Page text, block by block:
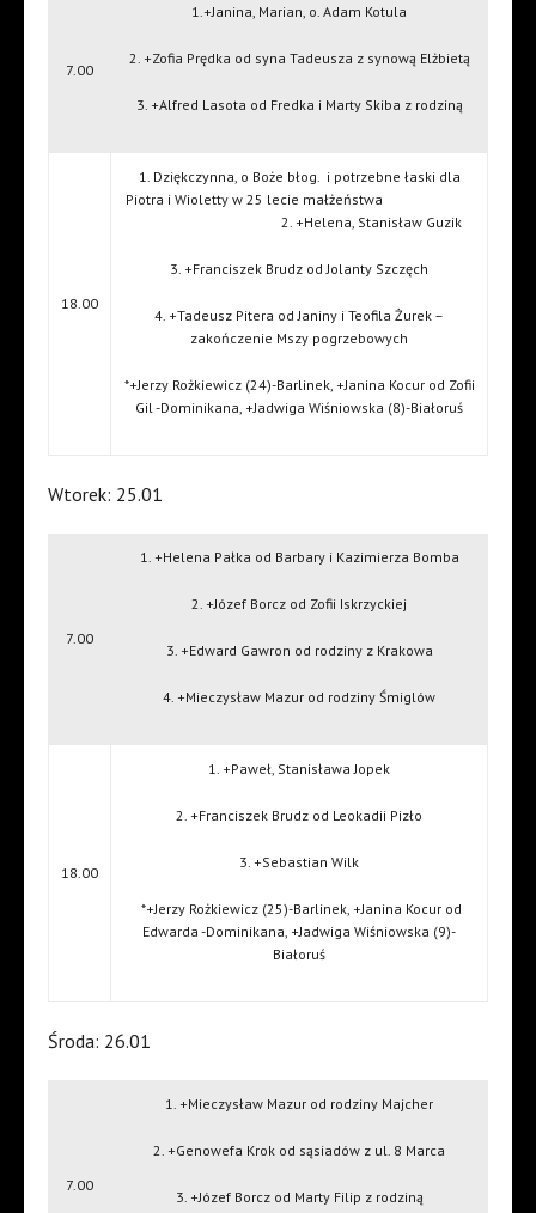
7.00
1.+Janina, Marian, o. Adam Kotula
2. +Zofia Prędka od syna Tadeusza z synową Elżbietą
3. +Alfred Lasota od Fredka i Marty Skiba z rodziną
18.00
1. Dziękczynna, o Boże błog. i potrzebne łaski dla
Piotra i Wioletty w 25 lecie małżeństwa
2. +Helena, Stanisław Guzik
3. +Franciszek Brudz od Jolanty Szczęch
4. +Tadeusz Pitera od Janiny i Teofila Żurek –
zakończenie Mszy pogrzebowych
*+Jerzy Rożkiewicz (24)-Barlinek, +Janina Kocur od Zofii
Gil -Dominikana, +Jadwiga Wiśniowska (8)-Białoruś
Wtorek: 25.01
7.00
1. +Helena Pałka od Barbary i Kazimierza Bomba
2. +Józef Borcz od Zofii Iskrzyckiej
3. +Edward Gawron od rodziny z Krakowa
4. +Mieczysław Mazur od rodziny Śmiglów
18.00
1. +Paweł, Stanisława Jopek
2. +Franciszek Brudz od Leokadii Pizło
3. +Sebastian Wilk
*+Jerzy Rożkiewicz (25)-Barlinek, +Janina Kocur od
Edwarda -Dominikana, +Jadwiga Wiśniowska (9)-
Białoruś
Środa: 26.01
7.00
1. +Mieczysław Mazur od rodziny Majcher
2. +Genowefa Krok od sąsiadów z ul. 8 Marca
3. +Józef Borcz od Marty Filip z rodziną